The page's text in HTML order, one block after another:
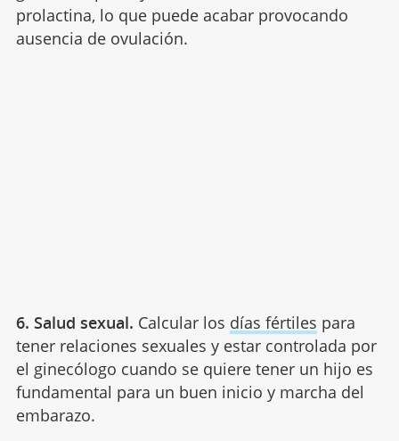
prolactina, lo que puede acabar provocando
ausencia de ovulación.
6. Salud sexual. Calcular los días fértiles para
tener relaciones sexuales y estar controlada por
el ginecólogo cuando se quiere tener un hijo es
fundamental para un buen inicio y marcha del
embarazo.